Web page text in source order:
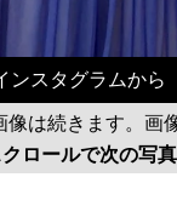
ンスタグラムから
像は続きます。画
クロールで次の写真